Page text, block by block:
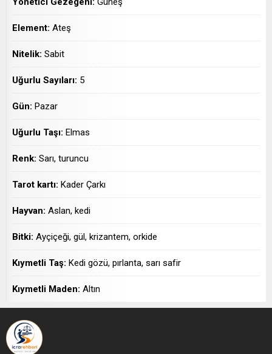
Element: Ateş
Nitelik: Sabit
Uğurlu Sayıları: 5
Gün: Pazar
Uğurlu Taşı: Elmas
Renk: Sarı, turuncu
Tarot kartı: Kader Çarkı
Hayvan: Aslan, kedi
Bitki: Ayçiçeği, gül, krizantem, orkide
Kıymetli Taş: Kedi gözü, pırlanta, sarı safir
Kıymetli Maden: Altın